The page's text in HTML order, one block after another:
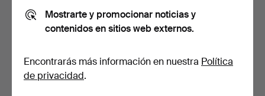
100 USD 253 USD
Mostrarte y promocionar noticias y
contenidos en sitios web externos.
Encontrarás más información en nuestra Política
de privacidad.